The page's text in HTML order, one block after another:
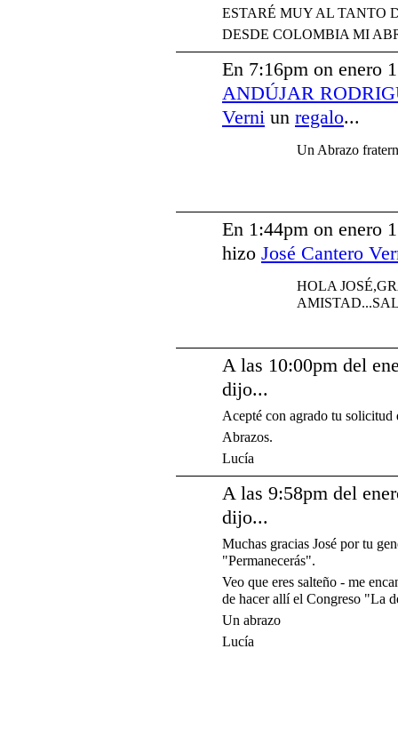
ESTARÉ MUY AL TANTO
DESDE COLOMBIA MI
En 7:16pm on enero
ANDÚJAR
Verni un regalo...
Un Abrazo
En 1:44pm on enero
hizo José Cantero
HOLA
A las 10:00pm del
dijo...
Acepté con agrado tu solicitud
Abrazos.
Lucía
A las 9:58pm del
dijo...
Muchas gracias José por tu
"Permanecerás".
Veo que eres salteño - me
de hacer allí el Congreso "La
Un abrazo
Lucía